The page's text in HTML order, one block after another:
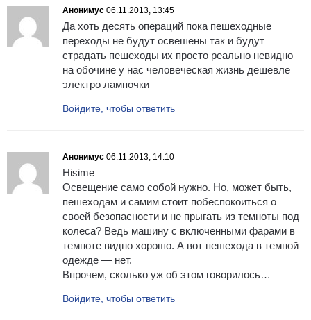
Анонимус 06.11.2013, 13:45
Да хоть десять операций пока пешеходные
переходы не будут освешены так и будут
страдать пешеходы их просто реально невидно
на обочине у нас человеческая жизнь дешевле
электро лампочки
Войдите, чтобы ответить
Анонимус 06.11.2013, 14:10
Hisime
Освещение само собой нужно. Но, может быть,
пешеходам и самим стоит побеспокоиться о
своей безопасности и не прыгать из темноты под
колеса? Ведь машину с включенными фарами в
темноте видно хорошо. А вот пешехода в темной
одежде — нет.
Впрочем, сколько уж об этом говорилось…
Войдите, чтобы ответить